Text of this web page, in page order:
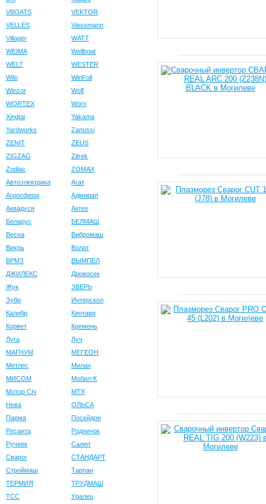
VBOATS
VEKTOR
VELLES
Viessmann
Villager
WATT
WEIMA
Wellboat
WELT
WESTER
Wilo
WinFull
Winzor
Wolf
WORTEX
Worx
Xingtai
Yakama
Yardworks
Zanussi
ZENIT
ZEUS
ZIGZAG
Zitrek
Zodiac
ZOMAX
Автоэлектрика
Агат
Агросфера
Адмирал
Аквадуся
Актех
Беларус
БЕЛМАШ
Весна
Вибромаш
Вихрь
Волат
ВРМЗ
ВЫМПЕЛ
ДЖИЛЕКС
Дровосек
Жук
ЗВЕРЬ
Зубр
Интерскол
Калибр
Кентавр
Корвет
Кремень
Луга
Луч
МАГНУМ
МЕГЕОН
Метлес
Милан
МИСОМ
Мобил-К
Мотор Сiч
МТХ
Нева
ОЛЬСА
Парма
Посейдон
Ресанта
Родничок
Ручеек
Салют
Сварог
СТАНДАРТ
Строймаш
Тарпан
ТЕРМИЯ
ТРУДМАШ
ТСС
Уралец